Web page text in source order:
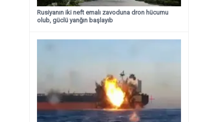
Rusiyanın iki neft emalı zavoduna dron hücumu
olub, güclü yanğın başlayıb